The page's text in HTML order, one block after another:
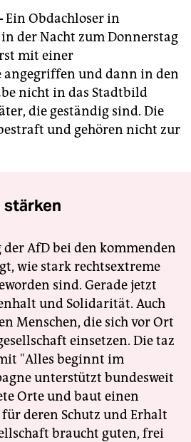
Ein Obdachloser in
der Nacht zum Donnerstag
mit einer
angegriffen und dann in den
nicht in das Stadtbild
die geständig sind. Die
und gehören nicht zur
stärken
AfD bei den kommenden
wie stark rechtsextreme
sind. Gerade jetzt
und Solidarität. Auch
Menschen, die sich vor Ort
einsetzen. Die taz
"Alles beginnt im
unterstützt bundesweit
Orte und baut einen
deren Schutz und Erhalt
braucht guten, frei